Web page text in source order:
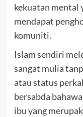
kekuatan mental
mendapat
komuniti.
Islam sendiri
sangat mulia
atau status
bersabda
ibu yang